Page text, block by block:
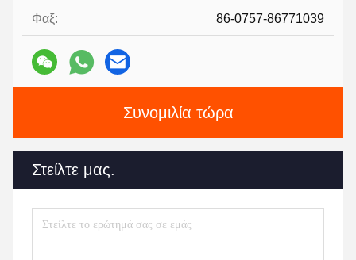
Φαξ: 86-0757-86771039
Συνομιλία τώρα
Στείλτε μας.